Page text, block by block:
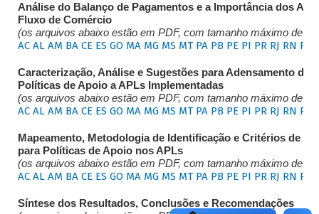
Análise do Balanço de Pagamentos e a Importância dos
Fluxo de Comércio
(os arquivos abaixo estão em PDF, com tamanho máximo de 8
AC AL AM BA CE ES GO MA MG MS MT PA PB PE PI PR RJ RN RS
Caracterização, Análise e Sugestões para Adensamento das
Políticas de Apoio a APLs Implementadas
(os arquivos abaixo estão em PDF, com tamanho máximo de 7
AC AL AM BA CE ES GO MA MG MS MT PA PB PE PI PR RJ RN RS
Mapeamento, Metodologia de Identificação e Critérios de
para Políticas de Apoio nos APLs
(os arquivos abaixo estão em PDF, com tamanho máximo de 6
AC AL AM BA CE ES GO MA MG MS MT PA PB PE PI PR RJ RN RS
Síntese dos Resultados, Conclusões e Recomendações